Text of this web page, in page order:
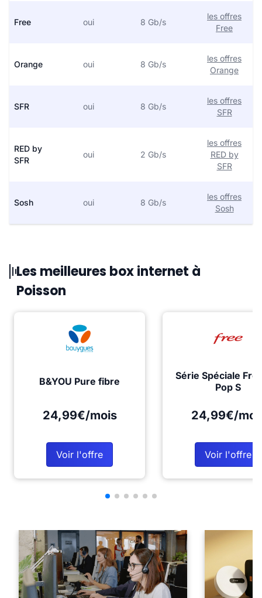
Free oui 8 Gb/s
les offres
Free
Orange oui 8 Gb/s
les offres
Orange
SFR oui 8 Gb/s
les offres
SFR
RED by
SFR
oui 2 Gb/s
les offres
RED by
SFR
Sosh oui 8 Gb/s
les offres
Sosh
Les meilleures box internet à
Poisson
B&YOU Pure fibre
24,99€/mois
Voir l'offre
Série Spéciale
Pop S
24,99€/
Voir l'offre